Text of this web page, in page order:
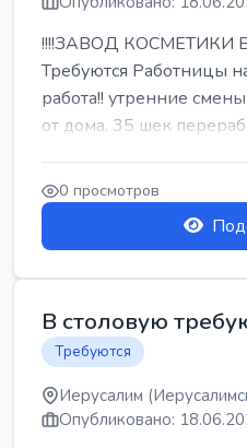
!!!!ЗАВОД КОСМЕТИКИ
Требуются Работницы
работа!! утренние
от дома. 35 шек
0 просмотров
В столовую
Требуются
Иерусалим
Опубликовано: